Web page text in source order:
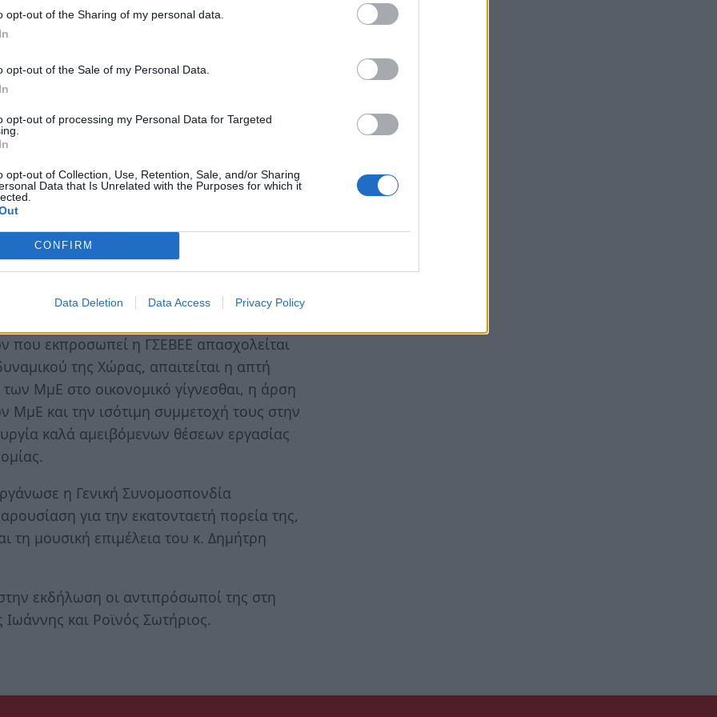
opt-out of the Sharing of my personal data.
opt-out of the Sale of my Personal Data.
opt-out of processing my Personal Data for Targeted
opt-out of Collection, Use, Retention, Sale, and/or Sharing
Data that Is Unrelated with the Purposes for which it
CONFIRM
Data Deletion Data Access Privacy Policy
μας, ιστορία του τόπου μας» η
του συνδικαλισμού των
Ελλάδας, αλλά και γενικότερα το ρόλο
κοινωνική και οικονομική δομή.
της ΓΣΕΒΕΕ, κ. Γιώργος Καββαθάς στην
που απλά εκφράζει μία τάξη της κοινωνίας
βιοτεχνών και εμπόρων της Χώρας μας.
με τον πιο ξεκάθαρο τρόπο τη στενή σύνδεση
πατρίδας μας. Με άλλα λόγια, η ιστορική
της Ελλάδας».
των χρόνιων διαρθρωτικών
μικρές και μικρομεσαίες επιχειρήσεις
να διανυθεί είναι μεγάλη. Με
που εκπροσωπεί η ΓΣΕΒΕΕ απασχολείται
της Χώρας, απαιτείται η απτή
ΜμΕ στο οικονομικό γίγνεσθαι, η άρση
και την ισότιμη συμμετοχή τους στην
καλά αμειβόμενων θέσεων εργασίας
η Γενική Συνομοσπονδία
για την εκατονταετή πορεία της,
μουσική επιμέλεια του κ. Δημήτρη
εκδήλωση οι αντιπρόσωποί της στη
και Ροϊνός Σωτήριος.